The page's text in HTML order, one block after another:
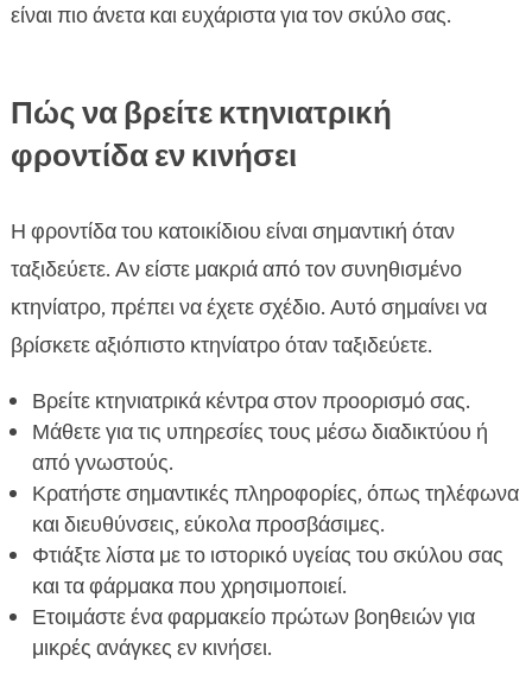
είναι πιο άνετα και ευχάριστα για τον σκύλο σας.
Πώς να βρείτε κτηνιατρική
φροντίδα εν κινήσει
Η φροντίδα του κατοικίδιου είναι σημαντική όταν
ταξιδεύετε. Αν είστε μακριά από τον συνηθισμένο
κτηνίατρο, πρέπει να έχετε σχέδιο. Αυτό σημαίνει να
βρίσκετε αξιόπιστο κτηνίατρο όταν ταξιδεύετε.
Βρείτε κτηνιατρικά κέντρα στον προορισμό σας.
Μάθετε για τις υπηρεσίες τους μέσω διαδικτύου ή
από γνωστούς.
Κρατήστε σημαντικές πληροφορίες, όπως τηλέφωνα
και διευθύνσεις, εύκολα προσβάσιμες.
Φτιάξτε λίστα με το ιστορικό υγείας του σκύλου σας
και τα φάρμακα που χρησιμοποιεί.
Ετοιμάστε ένα φαρμακείο πρώτων βοηθειών για
μικρές ανάγκες εν κινήσει.